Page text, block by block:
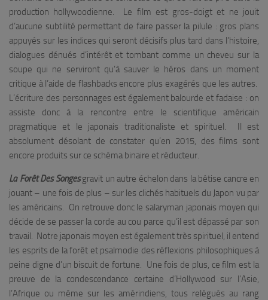
production hollywoodienne. Le film est gros-doigt et ne jouit
d’aucune subtilité permettant de faire passer la pilule : gros plans
appuyés sur les indices qui seront décisifs plus tard dans l’histoire,
dialogues dénués d’intérêt et tombant comme un cheveu sur la
soupe qui ne serviront qu’à sauver le héros dans un moment
critique à l’aide de flashbacks encore plus exagérés que les autres.
L’écriture des personnages est également balourde et fadaise : on
assiste donc à la rencontre entre le scientifique américain
pragmatique et le japonais traditionaliste et spirituel. Il est
absolument désolant de constater qu’en 2015, des films sont
encore produits sur ce schéma binaire et réducteur.
La Forêt Des Songesgravit un autre échelon dans la bêtise cancre en
jouant – une fois de plus – sur les clichés habituels du Japon vu par
les américains. On retrouve donc le salaryman japonais moyen qui
décide de se passer la corde au cou parce qu’il est dépassé par son
travail. Notre japonais moyen est également très spirituel, il entend
les esprits de la forêt et psalmodie des réflexions philosophiques à
peine digne d’un biscuit de fortune. Une fois de plus, ce film est la
preuve de la condescendance certaine d’Hollywood sur l’Asie,
l’Afrique ou même sur les amérindiens, tous relégués au rang